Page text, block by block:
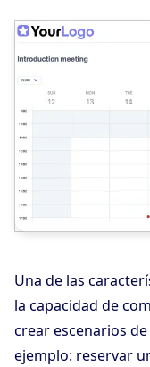
Una de las
la capacidad de
crear escenarios
ejemplo: reservar